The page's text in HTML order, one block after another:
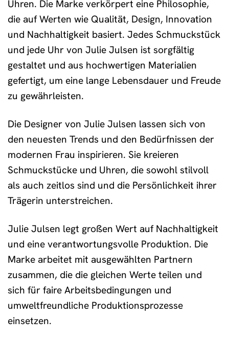
Uhren. Die Marke verkörpert eine Philosophie,
die auf Werten wie Qualität, Design, Innovation
und Nachhaltigkeit basiert. Jedes Schmuckstück
und jede Uhr von Julie Julsen ist sorgfältig
gestaltet und aus hochwertigen Materialien
gefertigt, um eine lange Lebensdauer und Freude
zu gewährleisten.
Die Designer von Julie Julsen lassen sich von
den neuesten Trends und den Bedürfnissen der
modernen Frau inspirieren. Sie kreieren
Schmuckstücke und Uhren, die sowohl stilvoll
als auch zeitlos sind und die Persönlichkeit ihrer
Trägerin unterstreichen.
Julie Julsen legt großen Wert auf Nachhaltigkeit
und eine verantwortungsvolle Produktion. Die
Marke arbeitet mit ausgewählten Partnern
zusammen, die die gleichen Werte teilen und
sich für faire Arbeitsbedingungen und
umweltfreundliche Produktionsprozesse
einsetzen.